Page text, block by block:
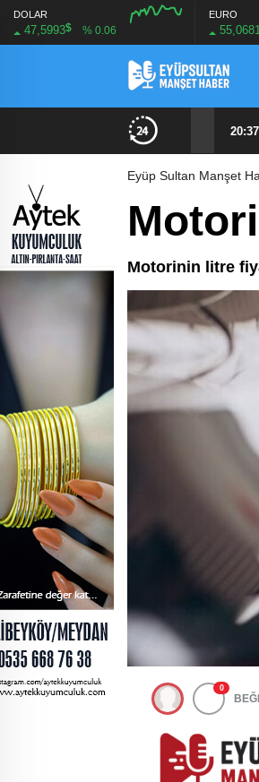
DOLAR
47,5993$ % 0.06
EURO
55,0681
19:40
Eyüp Sultan Manşet
Motorinin litre
0